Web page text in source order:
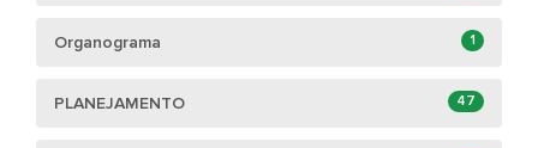
Organograma 1
PLANEJAMENTO 47